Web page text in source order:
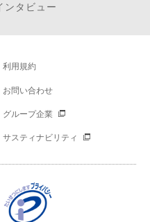
ンタビュー
利用規約
お問い合わせ
グループ企業
サスティナビリティ